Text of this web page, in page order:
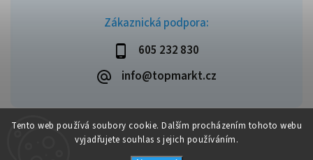
Tento web používá soubory cookie. Dalším procházením tohoto webu
vyjadřujete souhlas s jejich používáním.
Zákaznická podpora:
605 232 830
info@topmarkt.cz
Copyright 2026 Topmarkt.cz. Všechna práva vyhrazena.
VytvořilShoptet| Design